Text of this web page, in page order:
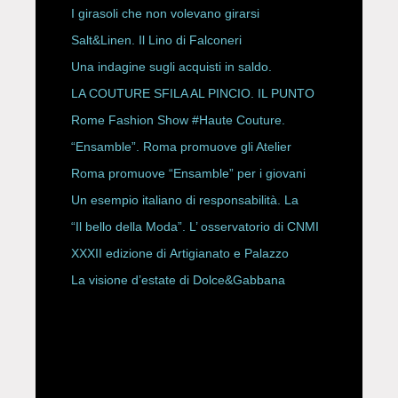
ESPY Awards 2026
I girasoli che non volevano girarsi
Salt&Linen. Il Lino di Falconeri
Una indagine sugli acquisti in saldo.
LA COUTURE SFILA AL PINCIO. IL PUNTO
CON ALESSANDRO ONORATO E
ROBERTA ANGELILLI
Rome Fashion Show #Haute Couture.
“Ensamble”. Roma promuove gli Atelier
Storici
Roma promuove “Ensamble” per i giovani
Un esempio italiano di responsabilità. La
Rete Slow Fiber
“Il bello della Moda”. L’ osservatorio di CNMI
XXXII edizione di Artigianato e Palazzo
La visione d’estate di Dolce&Gabbana